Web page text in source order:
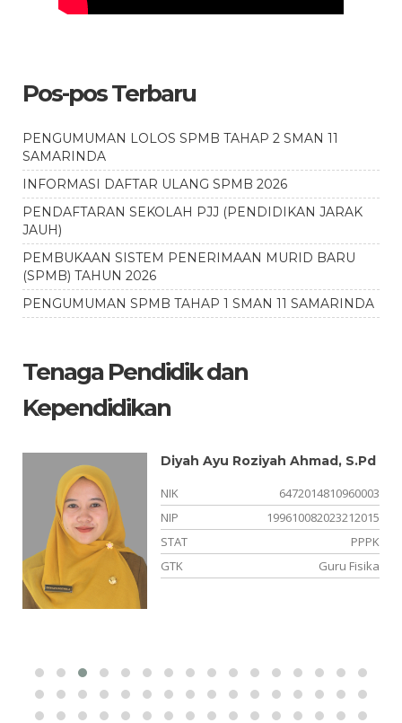
Pos-pos Terbaru
PENGUMUMAN LOLOS SPMB TAHAP 2 SMAN 11
SAMARINDA
INFORMASI DAFTAR ULANG SPMB 2026
PENDAFTARAN SEKOLAH PJJ (PENDIDIKAN JARAK
JAUH)
PEMBUKAAN SISTEM PENERIMAAN MURID BARU
(SPMB) TAHUN 2026
PENGUMUMAN SPMB TAHAP 1 SMAN 11 SAMARINDA
Tenaga Pendidik dan
Kependidikan
Diyah Ayu Roziyah Ahmad, S.Pd
NIK
6472014810960003
NIP
199610082023212015
STAT
PPPK
GTK
Guru Fisika